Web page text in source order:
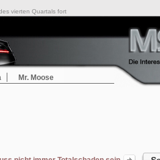
vierten Quartals fort
Mr. Moose